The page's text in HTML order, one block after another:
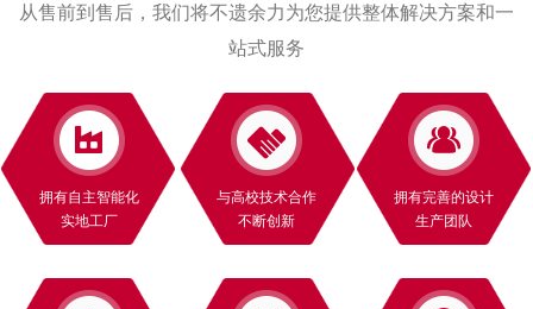
从售前到售后，我们将不遗余力为您提供整体解决方案和一
站式服务
拥有自主智能化
实地工厂
与高校技术合作
不断创新
拥有完善的设计
生产团队